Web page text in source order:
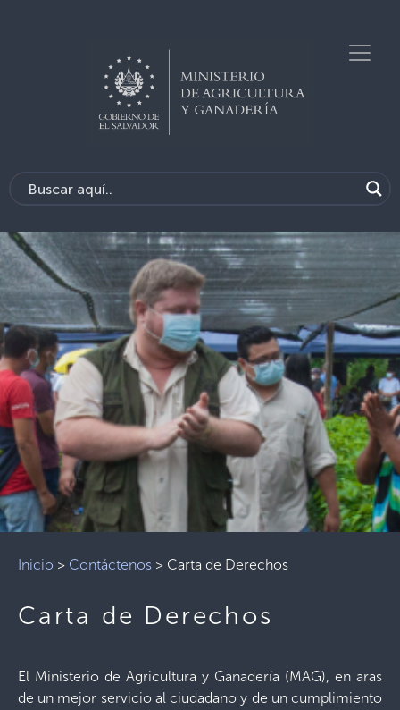
Inicio > Contáctenos > Carta de Derechos
Carta de Derechos
El Ministerio de Agricultura y Ganadería (MAG), en aras
de un mejor servicio al ciudadano y de un cumplimiento